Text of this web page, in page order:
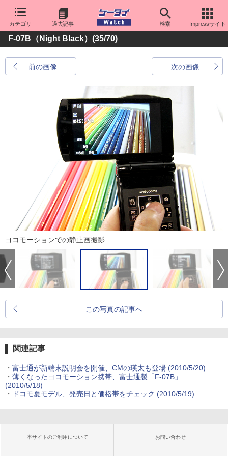
カテゴリ 過去記事 検索 Impressサイト
F-07B（Night Black） (35/70)
前の画像 次の画像
ヨコモーションでの静止画撮影
この写真の記事へ
関連記事
・ 富士通が新端末説明会を開催、CMの瑛太も登場(2010/5/20)
・ 薄くなったヨコモーション携帯、富士通製「F-07B」
(2010/5/18)
・
ドコモ夏モデル、発売日と価格帯をチェック (2010/5/19)
本サイトのご利用について お問い合わせ